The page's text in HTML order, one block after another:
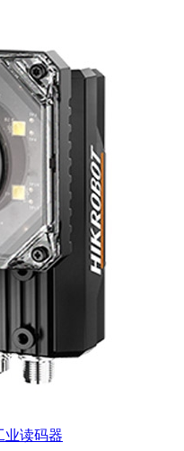
业读码器